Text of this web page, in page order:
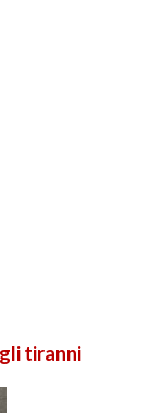
tiranni